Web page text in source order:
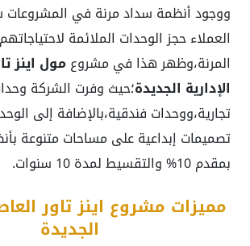
ووجود أنظمة سداد مرنة في
العملاء حجز الوحدات الملائمة
المرنة،وظهر هذا في مشروعمول اينز
الإدارية الجديدة؛حيث وفرت الشركة
تجارية،ووحدات فندقية،بالإضافة إلى
تصميمات إبداعية على مساحات متنوعة
بمقدم 10% والتقسيط لمدة 10 سنوات.
مميزات مشروع اينز تاور
الجديدة